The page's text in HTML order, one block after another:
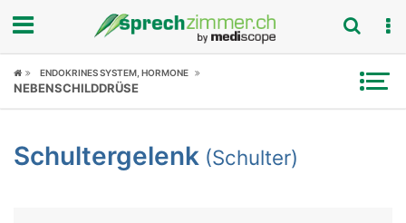
Fokus
Symptome
ENDOKRINES SYSTEM, HORMONE
NEBENSCHILDDRÜSE
Schultergelenk (Schulter)